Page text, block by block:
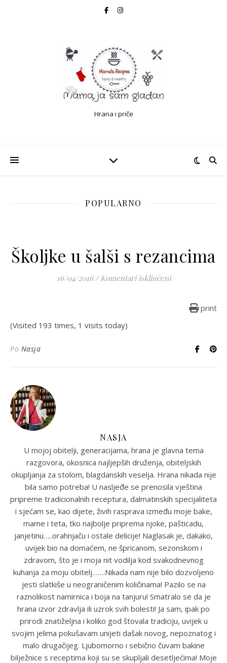
Hrana i priče
POPULARNO
Školjke u šalši s rezancima
16/04/2016 / Komentari isključeniza Školjke u
print
(Visited 193 times, 1 visits today)
Po Nasja
NASJA
U mojoj obitelji, generacijama, hrana je glavna tema
razgovora, okosnica najljepših druženja, obiteljskih
okupljanja za stolom, blagdanskih veselja. Hrana nikada nije
bila samo potreba! U nasljeđe se prenosila vještina
pripreme tradicionalnih receptura, dalmatinskih specijaliteta
i sjećam se, kao dijete, živih rasprava između moje bake,
mame i teta, tko najbolje priprema njoke, pašticadu,
janjetinu…..orahnjaču i ostale delicije! Naglasak je, dakako,
uvijek bio na domaćem, ne špricanom, sezonskom i
zdravom, što je i moja nit vodilja kod svakodnevnog
kuhanja za moju obitelj…….Nikada nam nije bilo dozvoljeno
jesti slatkiše u neograničenim količinama! Pazilo se na
raznolikost namirnica i boja na tanjuru! Smatralo se da je
hrana izvor zdravlja ili uzrok svih bolesti! Ja sam, ipak po
prirodi znatiželjna i koliko god štovala tradiciju, uvijek u
svojim jelima pokušavam unijeti dašak novog, nepoznatog i
malo drugačijeg. Ljubomorno i sebično čuvam bakine
bilježnice s receptima koji su se skupljali desetljećima! Moje